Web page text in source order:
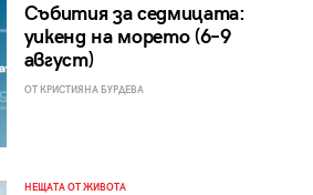
Събития за седмицата:
уикенд на морето (6–9
август)
ОТ КРИСТИЯНА БУРДЕВА
НЕЩАТА ОТ ЖИВОТА